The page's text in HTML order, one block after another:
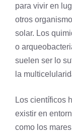
para vivir en
otros
solar. Los
o
suelen ser lo
la
Los científicos
existir en
como los